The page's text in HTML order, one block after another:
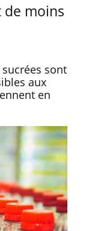
de moins
sont
aux
en